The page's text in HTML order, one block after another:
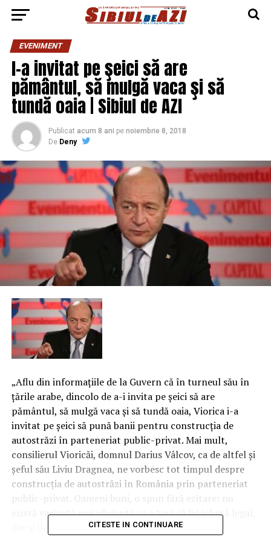
EVENIMENT
I-a invitat pe şeici să are
pământul, să mulgă vaca şi să
tundă oaia | Sibiul de AZI
Publicat acum 8 ani pe noiembrie 8, 2018
De Deny
„Aflu din informaţiile de la Guvern că în turneul său în
ţările arabe, dincolo de a-i invita pe şeici să are
pământul, să mulgă vaca şi să tundă oaia, Viorica i-a
invitat pe şeici să pună banii pentru construcţia de
autostrăzi în parteneriat public-privat. Mai mult,
consilierul Vioricăi, domnul Darius Vâlcov, ca de altfel şi
şeful său Liviu Dragnea, ne vorbesc tot timpul despre
construcţia de autostrăzi în România prin parteneriat
public-privat. Oameni buni, o spun fără ezitare: nu
există variantă mai eficientă ca o ţară să fie jefuită legal,
dar şi ilegal, decât parteneriatul public-privat în
CITESTE IN CONTINUARE